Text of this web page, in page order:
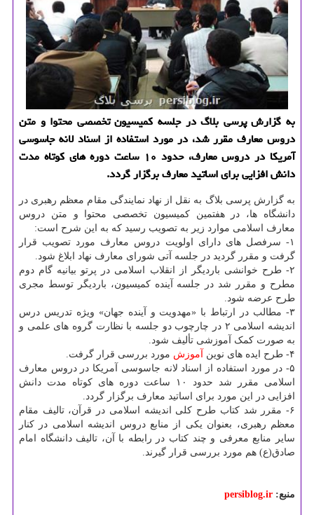
به گزارش پرسی بلاگ در جلسه کمیسیون تخصصی محتوا و متن
دروس معارف مقرر شد، در مورد استفاده از اسناد لانه جاسوسی
آمریکا در دروس معارف، حدود ۱۰ ساعت دوره های کوتاه مدت
دانش افزایی برای اساتید معارف برگزار گردد.
به گزارش پرسی بلاگ به نقل از نهاد نمایندگی مقام معظم رهبری در
دانشگاه ها، در هفتمین کمیسیون تخصصی محتوا و متن دروس
معارف اسلامی موارد زیر به تصویب رسید که به این شرح است:
۱- سرفصل های دارای اولویت دروس معارف مورد تصویب قرار
گرفت و مقرر گردید در جلسه آتی شورای معارف نهاد ابلاغ شود.
۲- طرح خوانشی باردیگر از انقلاب اسلامی در پرتو بیانیه گام دوم
مطرح و مقرر شد در جلسه آینده کمیسیون، باردیگر توسط مجری
طرح عرضه شود.
۳- مطالب در ارتباط با «مهدویت و آینده جهان» ویژه تدریس درس
اندیشه اسلامی ۲ در چارچوب دو جلسه با نظارت گروه های علمی و
به صورت کمک آموزشی تألیف شود.
۴- طرح ایده های نوین
آموزش مورد بررسی قرار گرفت.
۵- در مورد استفاده از اسناد لانه جاسوسی آمریکا در دروس معارف
اسلامی مقرر شد حدود ۱۰ ساعت دوره های کوتاه مدت دانش
افزایی در این مورد برای اساتید معارف برگزار گردد.
۶- مقرر شد کتاب طرح کلی اندیشه اسلامی در قرآن، تالیف مقام
معظم رهبری، بعنوان یکی از منابع دروس اندیشه اسلامی در کنار
سایر منابع معرفی و چند کتاب در رابطه با آن، تالیف دانشگاه امام
صادق(ع) هم مورد بررسی قرار گیرند.
منبع: persiblog.ir